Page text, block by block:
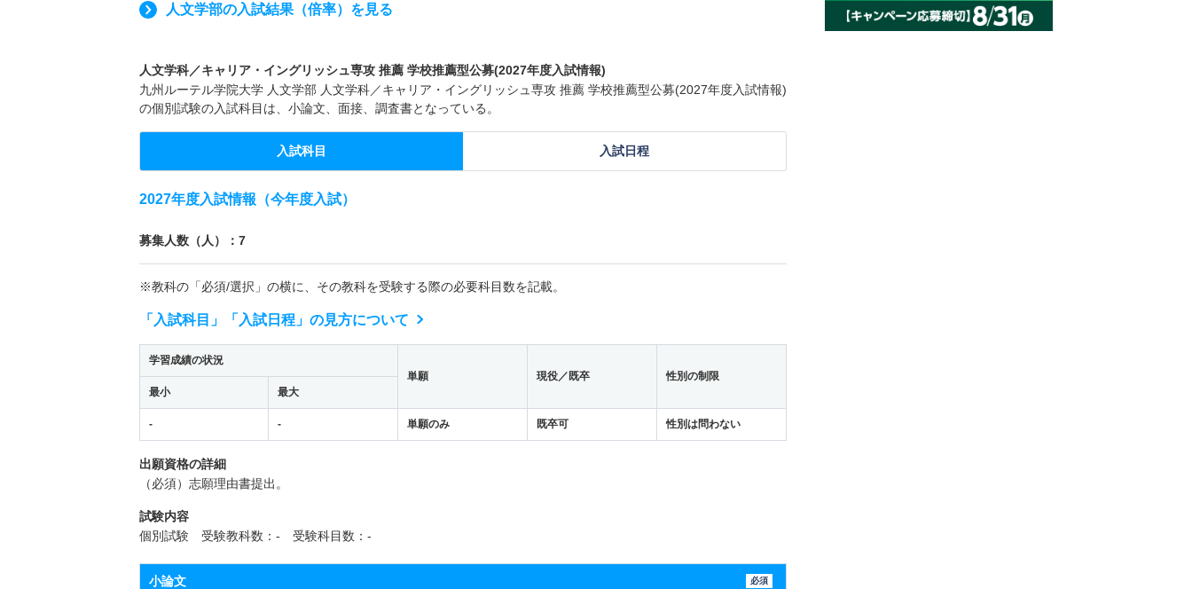
人文学部の入試結果（倍率）を見る
人文学科／キャリア・イングリッシュ専攻 推薦 学校推薦型公募(2027年度入試情報)
九州ルーテル学院大学 人文学部 人文学科／キャリア・イングリッシュ専攻 推薦 学校推薦型公募(2027年度入試情報)
の個別試験の入試科目は、小論文、面接、調査書となっている。
入試科目 入試日程
2027年度入試情報（今年度入試）
募集人数（人）：7
※教科の「必須/選択」の横に、その教科を受験する際の必要科目数を記載。
「入試科目」「入試日程」の見方について
学習成績の状況
単願
現役／既卒
性別の制限
最小
最大
- - 単願のみ 既卒可 性別は問わない
出願資格の詳細
（必須）志願理由書提出。
試験内容
個別試験 受験教科数：- 受験科目数：-
小論文 必須